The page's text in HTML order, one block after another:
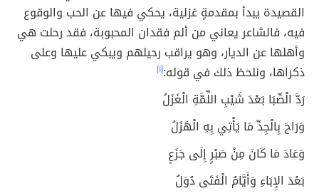
القصيدة يبدأ بمقدمةٍ غزلية، يحكي فيها عن الحب والوقوع
فيه، فالشاعر يعاني من ألم فقدان المحبوبة، فقد رحلت هي
وأهلها عن الديار، وهو يراقب رحيلهم ويبكي عليها وعلى
ذكراها، ونلحظ ذلك في قوله:[١]
رَدَّ الْصِّبَا بَعْدَ شَيْبِ اللِّمَّةِ الْغَزَلُ
وَرَاحَ بِالْجِدِّ مَا يَأْتِي بِهِ الْهَزَلُ
وَعَادَ مَا كَانَ مِنْ صَبْرٍ إِلَى جَزَعٍ
بَعْدَ الإِبَاءِ وَأَيَّامُ الْفَتَى دُوَلُ